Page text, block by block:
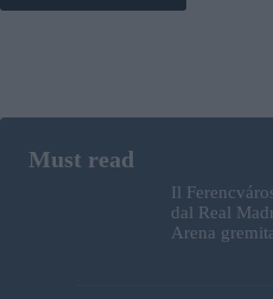
Il
dal Real
Arena